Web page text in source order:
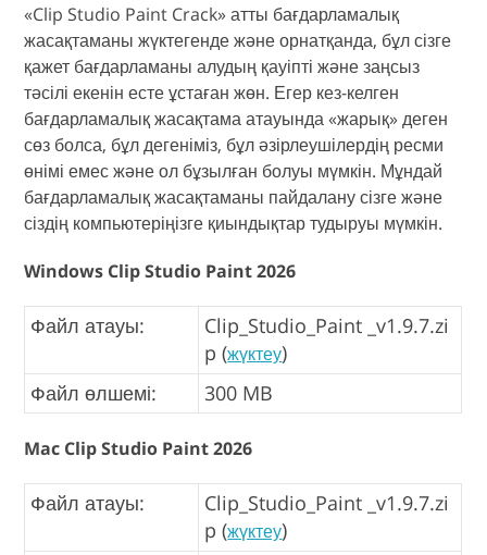
«Clip Studio Paint Crack» атты бағдарламалық
жасақтаманы жүктегенде және орнатқанда, бұл сізге
қажет бағдарламаны алудың қауіпті және заңсыз
тәсілі екенін есте ұстаған жөн. Егер кез-келген
бағдарламалық жасақтама атауында «жарық» деген
сөз болса, бұл дегеніміз, бұл әзірлеушілердің ресми
өнімі емес және ол бұзылған болуы мүмкін. Мұндай
бағдарламалық жасақтаманы пайдалану сізге және
сіздің компьютеріңізге қиындықтар тудыруы мүмкін.
Windows Clip Studio Paint 2026
Файл атауы:
Clip_Studio_Paint _v1.9.7.zi
p (жүктеу)
Файл өлшемі:
300 MB
Mac Clip Studio Paint 2026
Файл атауы:
Clip_Studio_Paint _v1.9.7.zi
p (жүктеу)